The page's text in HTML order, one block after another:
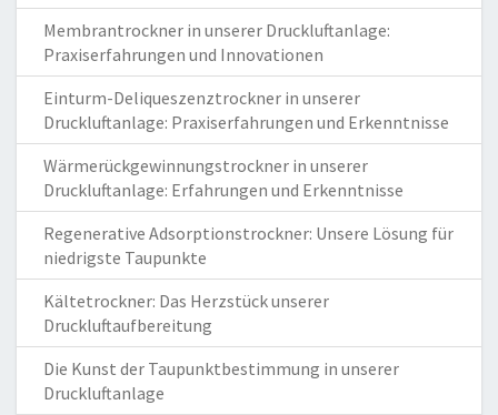
Membrantrockner in unserer Druckluftanlage:
Praxiserfahrungen und Innovationen
Einturm-Deliqueszenztrockner in unserer
Druckluftanlage: Praxiserfahrungen und Erkenntnisse
Wärmerückgewinnungstrockner in unserer
Druckluftanlage: Erfahrungen und Erkenntnisse
Regenerative Adsorptionstrockner: Unsere Lösung für
niedrigste Taupunkte
Kältetrockner: Das Herzstück unserer
Druckluftaufbereitung
Die Kunst der Taupunktbestimmung in unserer
Druckluftanlage